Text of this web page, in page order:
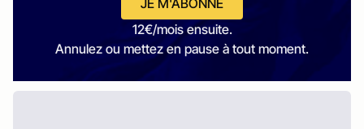
JE M'ABONNE
12€/mois ensuite.
Annulez ou mettez en pause à tout moment.